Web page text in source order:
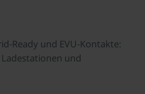
Ready und EVU-Kontakte:
und